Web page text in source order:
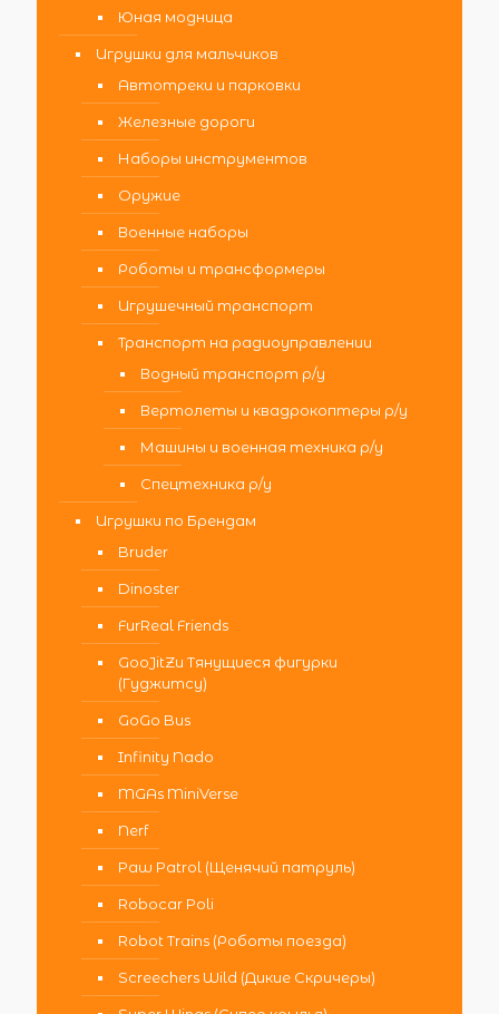
Юная модница
Игрушки для мальчиков
Автотреки и парковки
Железные дороги
Наборы инструментов
Оружие
Военные наборы
Роботы и трансформеры
Игрушечный транспорт
Транспорт на радиоуправлении
Водный транспорт р/у
Вертолеты и квадрокоптеры р/у
Машины и военная техника р/у
Спецтехника р/у
Игрушки по Брендам
Bruder
Dinoster
FurReal Friends
GooJitZu Тянущиеся фигурки
(Гуджитсу)
GoGo Bus
Infinity Nado
MGAs MiniVerse
Nerf
Paw Patrol (Щенячий патруль)
Robocar Poli
Robot Trains (Роботы поезда)
Screechers Wild (Дикие Скричеры)